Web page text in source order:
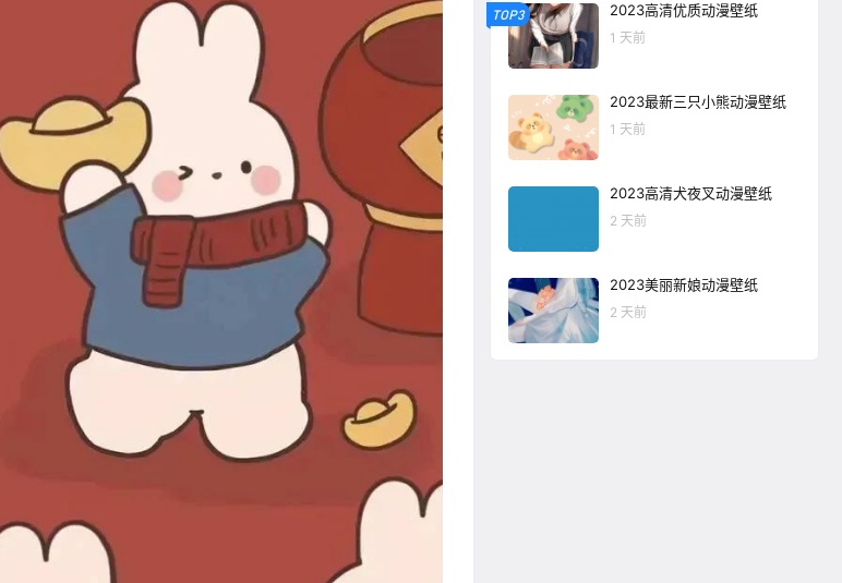
TOP3 2023高清优质动漫壁纸
1 天前
2023最新三只小熊动漫壁纸
1 天前
2023高清犬夜叉动漫壁纸
2 天前
2023美丽新娘动漫壁纸
2 天前